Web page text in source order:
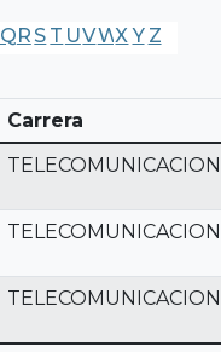
QR S T UVWX Y Z
Carrera